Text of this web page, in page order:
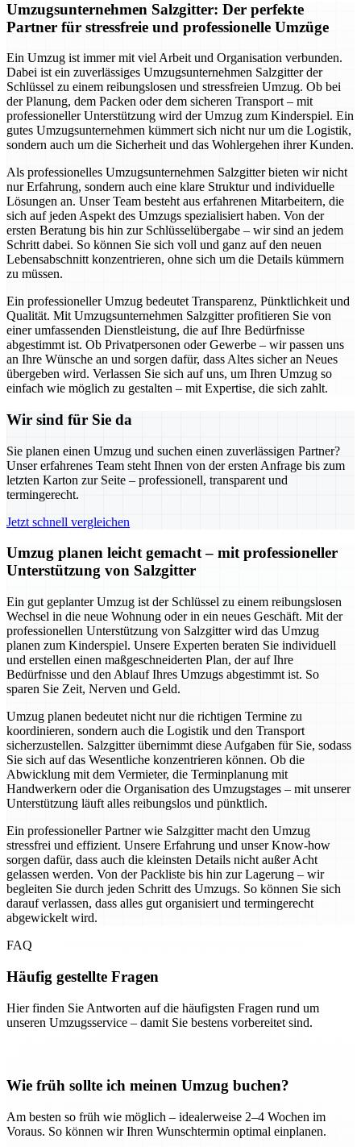
Umzugsunternehmen Salzgitter: Der perfekte
Partner für stressfreie und professionelle Umzüge
Ein Umzug ist immer mit viel Arbeit und Organisation verbunden.
Dabei ist ein zuverlässiges Umzugsunternehmen Salzgitter der
Schlüssel zu einem reibungslosen und stressfreien Umzug. Ob bei
der Planung, dem Packen oder dem sicheren Transport – mit
professioneller Unterstützung wird der Umzug zum Kinderspiel. Ein
gutes Umzugsunternehmen kümmert sich nicht nur um die Logistik,
sondern auch um die Sicherheit und das Wohlergehen ihrer Kunden.
Als professionelles Umzugsunternehmen Salzgitter bieten wir nicht
nur Erfahrung, sondern auch eine klare Struktur und individuelle
Lösungen an. Unser Team besteht aus erfahrenen Mitarbeitern, die
sich auf jeden Aspekt des Umzugs spezialisiert haben. Von der
ersten Beratung bis hin zur Schlüsselübergabe – wir sind an jedem
Schritt dabei. So können Sie sich voll und ganz auf den neuen
Lebensabschnitt konzentrieren, ohne sich um die Details kümmern
zu müssen.
Ein professioneller Umzug bedeutet Transparenz, Pünktlichkeit und
Qualität. Mit Umzugsunternehmen Salzgitter profitieren Sie von
einer umfassenden Dienstleistung, die auf Ihre Bedürfnisse
abgestimmt ist. Ob Privatpersonen oder Gewerbe – wir passen uns
an Ihre Wünsche an und sorgen dafür, dass Altes sicher an Neues
übergeben wird. Verlassen Sie sich auf uns, um Ihren Umzug so
einfach wie möglich zu gestalten – mit Expertise, die sich zahlt.
Wir sind für Sie da
Sie planen einen Umzug und suchen einen zuverlässigen Partner?
Unser erfahrenes Team steht Ihnen von der ersten Anfrage bis zum
letzten Karton zur Seite – professionell, transparent und
termingerecht.
Jetzt schnell vergleichen
Umzug planen leicht gemacht – mit professioneller
Unterstützung von Salzgitter
Ein gut geplanter Umzug ist der Schlüssel zu einem reibungslosen
Wechsel in die neue Wohnung oder in ein neues Geschäft. Mit der
professionellen Unterstützung von Salzgitter wird das Umzug
planen zum Kinderspiel. Unsere Experten beraten Sie individuell
und erstellen einen maßgeschneiderten Plan, der auf Ihre
Bedürfnisse und den Ablauf Ihres Umzugs abgestimmt ist. So
sparen Sie Zeit, Nerven und Geld.
Umzug planen bedeutet nicht nur die richtigen Termine zu
koordinieren, sondern auch die Logistik und den Transport
sicherzustellen. Salzgitter übernimmt diese Aufgaben für Sie, sodass
Sie sich auf das Wesentliche konzentrieren können. Ob die
Abwicklung mit dem Vermieter, die Terminplanung mit
Handwerkern oder die Organisation des Umzugstages – mit unserer
Unterstützung läuft alles reibungslos und pünktlich.
Ein professioneller Partner wie Salzgitter macht den Umzug
stressfrei und effizient. Unsere Erfahrung und unser Know-how
sorgen dafür, dass auch die kleinsten Details nicht außer Acht
gelassen werden. Von der Packliste bis hin zur Lagerung – wir
begleiten Sie durch jeden Schritt des Umzugs. So können Sie sich
darauf verlassen, dass alles gut organisiert und termingerecht
abgewickelt wird.
FAQ
Häufig gestellte Fragen
Hier finden Sie Antworten auf die häufigsten Fragen rund um
unseren Umzugsservice – damit Sie bestens vorbereitet sind.
Wie früh sollte ich meinen Umzug buchen?
Am besten so früh wie möglich – idealerweise 2–4 Wochen im
Voraus. So können wir Ihren Wunschtermin optimal einplanen.